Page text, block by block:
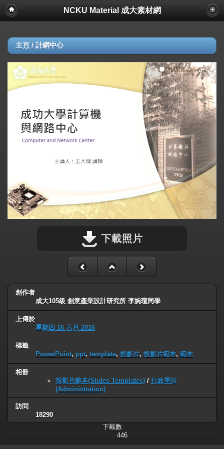
NCKU Material 成大素材網
主頁 / 計網中心
下載照片
創作者
成大105級 創意產業設計研究所 李婉瑄同學
上傳於
星期四 16 六月 2016
標籤
PowerPoint, ppt, template, 投影片, 投影片範本, 範本
相冊
投影片範本(Slides Templates) / 行政單位
(Administration)
訪問
18290
下載數
446